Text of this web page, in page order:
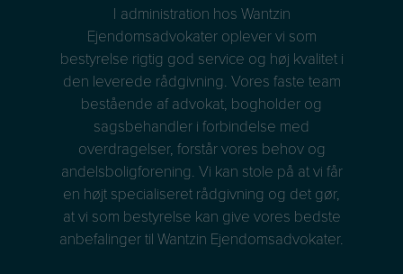
I administration hos Wantzin
Ejendomsadvokater oplever vi som
bestyrelse rigtig god service og høj kvalitet i
den leverede rådgivning. Vores faste team
bestående af advokat, bogholder og
sagsbehandler i forbindelse med
overdragelser, forstår vores behov og
andelsboligforening. Vi kan stole på at vi får
en højt specialiseret rådgivning og det gør,
at vi som bestyrelse kan give vores bedste
anbefalinger til Wantzin Ejendomsadvokater.